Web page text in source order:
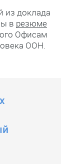
из доклада
в резюме
Офисам
ООН.